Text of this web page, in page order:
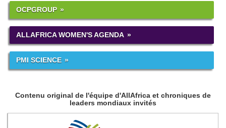
OCPGROUP
ALLAFRICA WOMEN'S AGENDA
PMI SCIENCE
Contenu original de l'équipe d'AllAfrica et chroniques de
leaders mondiaux invités